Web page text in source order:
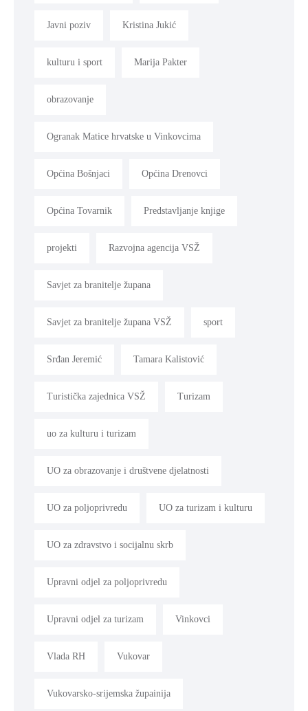
Javni poziv Kristina Jukić
kulturu i sport Marija Pakter
obrazovanje
Ogranak Matice hrvatske u Vinkovcima
Općina Bošnjaci Općina Drenovci
Općina Tovarnik Predstavljanje knjige
projekti Razvojna agencija VSŽ
Savjet za branitelje župana
Savjet za branitelje župana VSŽ sport
Srđan Jeremić Tamara Kalistović
Turistička zajednica VSŽ Turizam
uo za kulturu i turizam
UO za obrazovanje i društvene djelatnosti
UO za poljoprivredu UO za turizam i kulturu
UO za zdravstvo i socijalnu skrb
Upravni odjel za poljoprivredu
Upravni odjel za turizam Vinkovci
Vlada RH Vukovar
Vukovarsko-srijemska župainija